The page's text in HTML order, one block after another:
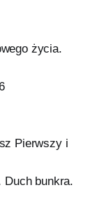
życia.
Pierwszy i
Duch bunkra.